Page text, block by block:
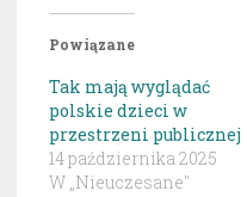
Powiązane
Tak mają wyglądać
polskie dzieci w
przestrzeni publicznej
14 października 2025
W „Nieuczesane"